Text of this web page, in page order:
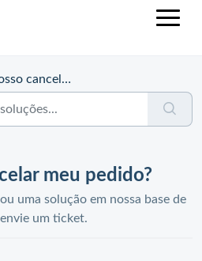
meu pedido?
meu pedido?
uma solução em nossa base de
um ticket.